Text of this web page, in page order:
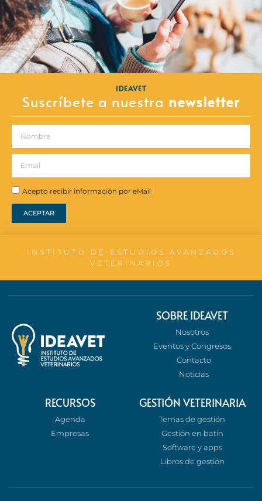
IDEAVET
Suscríbete a nuestra newsletter
Acepto recibir información por eMail
ACEPTAR
INSTITUTO DE ESTUDIOS AVANZADOS
VETERINARIOS
SOBRE IDEAVET
Nosotros
Eventos y Congresos
Contacto
Noticias
RECURSOS
Agenda
Empresas
GESTIÓN VETERINARIA
Temas de gestión
Gestión en batín
Software y apps
Libros de gestión